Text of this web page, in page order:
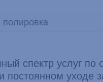
спектр услуг по
постоянном уходе